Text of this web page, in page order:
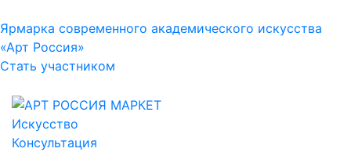
Ярмарка современного академического искусства
«Арт Россия»
Стать участником
Искусство
Консультация